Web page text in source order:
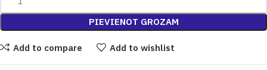
PIEVIENOT GROZAM
Add to compare Add to wishlist